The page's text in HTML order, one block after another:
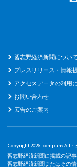
習志野経済新聞について
プレスリリース・情報
アクセスデータの利用
お問い合わせ
広告のご案内
Copyright 2026 icompany All
習志野経済新聞に掲載の記
習志野経済新聞またはその情